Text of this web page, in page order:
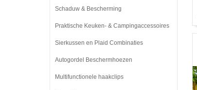
Schaduw & Bescherming
Praktische Keuken- & Campingaccessoires
Sierkussen en Plaid Combinaties
Autogordel Beschermhoezen
Multifunctionele haakclips